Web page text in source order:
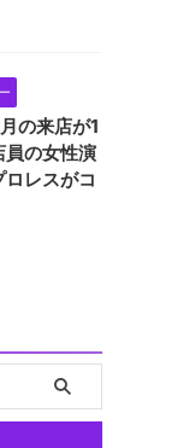
の来店が1
員の女性演
レスがコ